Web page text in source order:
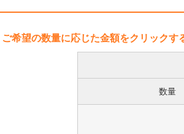
ご希望の数量に応じた金額をクリックす
数量